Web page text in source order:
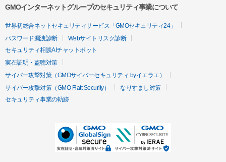
GMOインターネットグループのセキュリティ事業について
世界初総合ネットセキュリティサービス「GMOセキュリティ24」
パスワード漏洩診断
Webサイトリスク診断
セキュリティ相談AIチャットボット
実在証明・盗聴対策
サイバー攻撃対策（GMOサイバーセキュリティ byイエラエ）
サイバー攻撃対策（GMO Flatt Security）
なりすまし対策
セキュリティ事業の軌跡